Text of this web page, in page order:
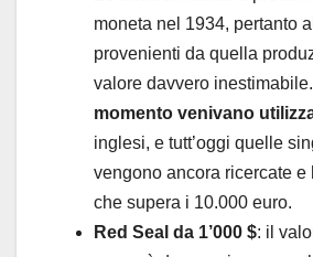
moneta nel 1934, pertanto
provenienti da quella
valore davvero inestimabile.
momento venivano
inglesi, e tutt’oggi quelle
vengono ancora ricercate e
che supera i 10.000 euro.
Red Seal da 1’000 $: il